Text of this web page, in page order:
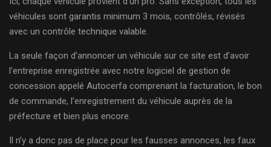
véhicules sont garantis minimum 3 mois, contrôlés, révisés
avec un contrôle technique valable.
La seule façon d’annoncer un véhicule sur ce site est d’avoir
l’entreprise enregistrée avec notre logiciel de gestion de
concession appelé Autocerfa comprenant la facturation, le bon
de commande, l’enregistrement du véhicule auprès de la
préfecture et bien plus encore.
Il n’y a donc pas de place pour les fausses annonces, les faux